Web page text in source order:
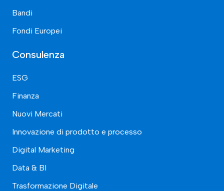
Bandi
Fondi Europei
Consulenza
ESG
Finanza
Nuovi Mercati
Innovazione di prodotto e processo
Digital Marketing
Data & BI
Trasformazione Digitale